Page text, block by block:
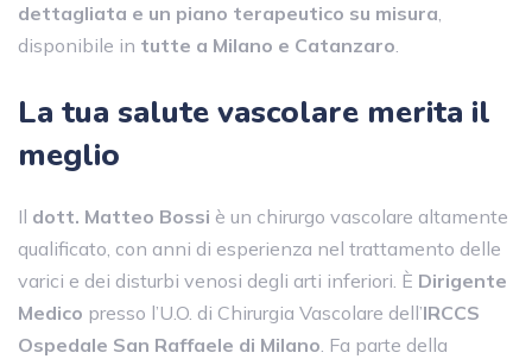
dettagliata e un piano terapeutico su misura,
disponibile in tutte a Milano e Catanzaro.
La tua salute vascolare merita il
meglio
Il dott. Matteo Bossi è un chirurgo vascolare altamente
qualificato, con anni di esperienza nel trattamento delle
varici e dei disturbi venosi degli arti inferiori. È Dirigente
Medico presso l’U.O. di Chirurgia Vascolare dell’IRCCS
Ospedale San Raffaele di Milano. Fa parte della